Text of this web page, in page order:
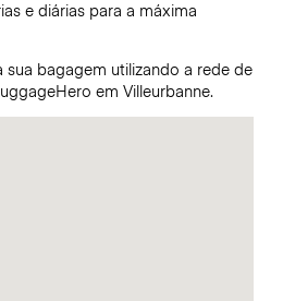
e diárias para a máxima
bagagem utilizando a rede de
em Villeurbanne.